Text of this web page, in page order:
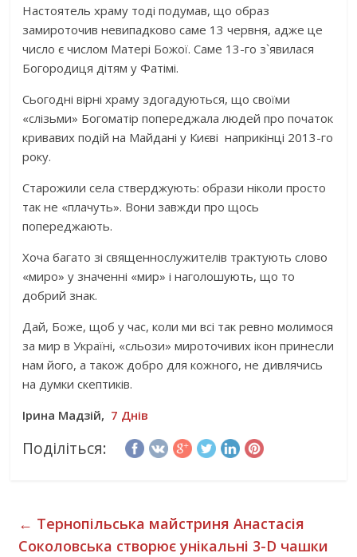
Настоятель храму тоді подумав, що образ
замироточив невипадково саме 13 червня, адже це
число є числом Матері Божої. Саме 13-го з`явилася
Богородиця дітям у Фатімі.
Сьогодні вірні храму здогадуються, що своїми
«слізьми» Богоматір попереджала людей про початок
кривавих подій на Майдані у Києві наприкінці 2013-го
року.
Старожили села стверджують: образи ніколи просто
так не «плачуть». Вони завжди про щось
попереджають.
Хоча багато зі священнослужителів трактують слово
«миро» у значенні «мир» і наголошують, що то
добрий знак.
Дай, Боже, щоб у час, коли ми всі так ревно молимося
за мир в Україні, «сльози» мироточивих ікон принесли
нам його, а також добро для кожного, не дивлячись
на думки скептиків.
Ірина Мадзій, 7 Днів
Поділіться:
← Тернопільська майстриня Анастасія
Соколовська створює унікальні 3-D чашки